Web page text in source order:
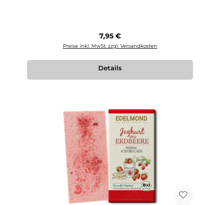
Regulärer Preis:
7,95 €
Preise inkl. MwSt. zzgl. Versandkosten
Details